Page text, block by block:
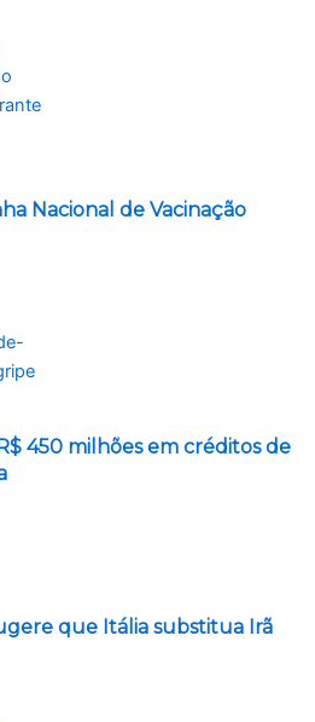
Nacional de Vacinação
450 milhões em créditos de
que Itália substitua Irã